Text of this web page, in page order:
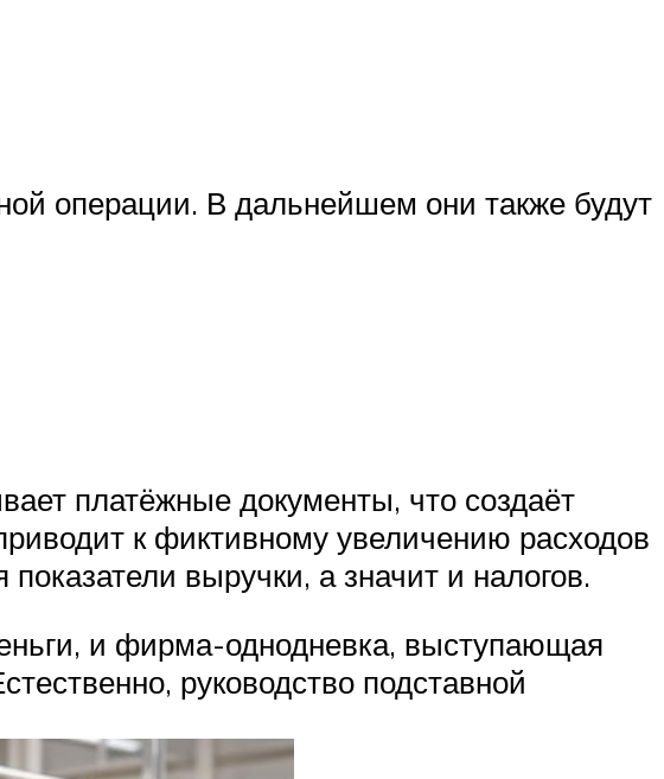
операции. В дальнейшем они также будут
платёжные документы, что создаёт
к фиктивному увеличению расходов
выручки, а значит и налогов.
и фирма-однодневка, выступающая
руководство подставной